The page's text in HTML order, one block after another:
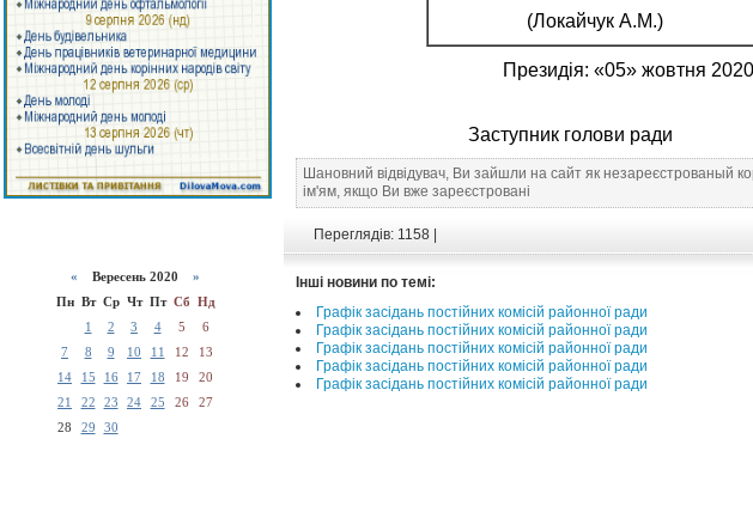
« Вересень 2020 »
Пн Вт Ср Чт Пт Сб Нд
1
2 3 4 5
6
7
8 9 10 11 12
13
14
15 16 17 18 19
20
21
22 23 24 25 26
27
28
29 30
(Локайчук А.М.)
Президія: «05» жовтня
Заступник
Шановний відвідувач, Ви зайшли на сайт як незареєстрованый
ім'ям, якщо Ви вже зареєстровані
Переглядів: 1158 |
Інші новини по темі:
Графік засідань постійних комісій районної ради
Графік засідань постійних комісій районної ради
Графік засідань постійних комісій районної ради
Графік засідань постійних комісій районної ради
Графік засідань постійних комісій районної ради